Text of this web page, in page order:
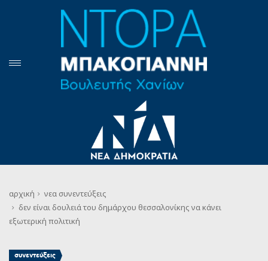
αρχική νεα συνεντεύξεις
δεν είναι δουλειά του δημάρχου θεσσαλονίκης να κάνει
εξωτερική πολιτική
συνεντεύξεις